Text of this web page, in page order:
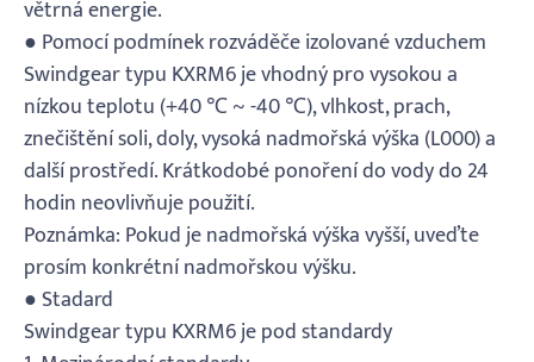
větrná energie.
● Pomocí podmínek rozváděče izolované vzduchem
Swindgear typu KXRM6 je vhodný pro vysokou a
nízkou teplotu (+40 ℃ ~ -40 ℃), vlhkost, prach,
znečištění soli, doly, vysoká nadmořská výška (L000) a
další prostředí. Krátkodobé ponoření do vody do 24
hodin neovlivňuje použití.
Poznámka: Pokud je nadmořská výška vyšší, uveďte
prosím konkrétní nadmořskou výšku.
● Stadard
Swindgear typu KXRM6 je pod standardy